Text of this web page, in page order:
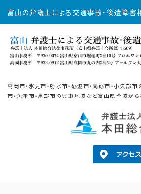
高岡市・氷見市・射水市・砺波市・南砺市・小矢部市
市・魚津市・黒部市の呉東地域など富山県全域か